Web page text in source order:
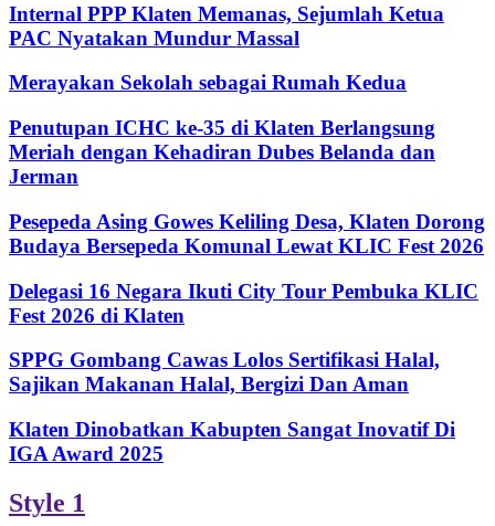
Internal PPP Klaten Memanas, Sejumlah Ketua
PAC Nyatakan Mundur Massal
Merayakan Sekolah sebagai Rumah Kedua
Penutupan ICHC ke-35 di Klaten Berlangsung
Meriah dengan Kehadiran Dubes Belanda dan
Jerman
Pesepeda Asing Gowes Keliling Desa, Klaten Dorong
Budaya Bersepeda Komunal Lewat KLIC Fest 2026
Delegasi 16 Negara Ikuti City Tour Pembuka KLIC
Fest 2026 di Klaten
SPPG Gombang Cawas Lolos Sertifikasi Halal,
Sajikan Makanan Halal, Bergizi Dan Aman
Klaten Dinobatkan Kabupten Sangat Inovatif Di
IGA Award 2025
Style 1